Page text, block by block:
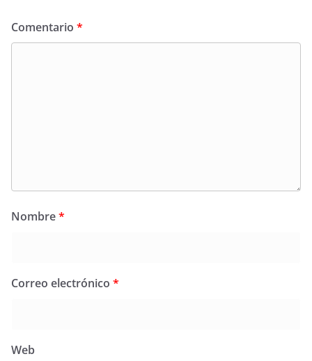
Comentario *
Nombre*
Correo electrónico *
Web